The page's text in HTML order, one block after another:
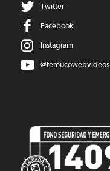
Twitter
Facebook
Instagram
@temucowebvideos